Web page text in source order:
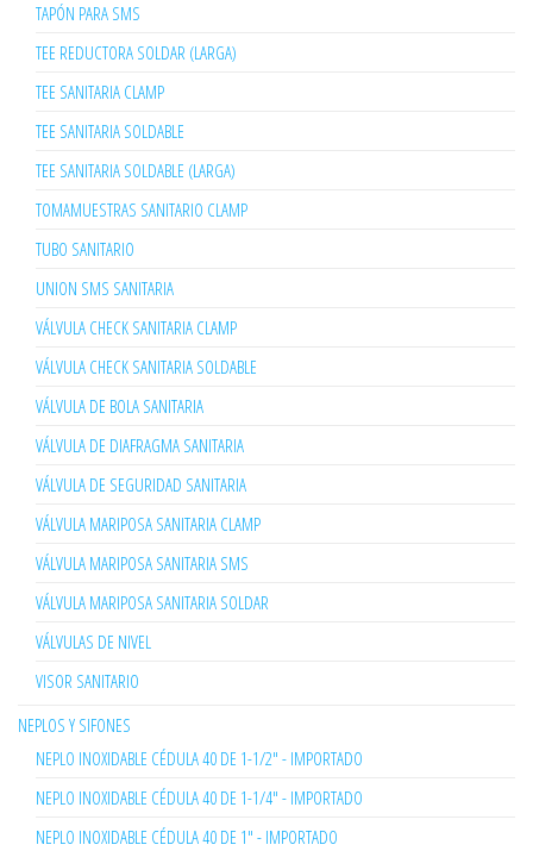
TAPÓN PARA SMS
TEE REDUCTORA SOLDAR (LARGA)
TEE SANITARIA CLAMP
TEE SANITARIA SOLDABLE
TEE SANITARIA SOLDABLE (LARGA)
TOMAMUESTRAS SANITARIO CLAMP
TUBO SANITARIO
UNION SMS SANITARIA
VÁLVULA CHECK SANITARIA CLAMP
VÁLVULA CHECK SANITARIA SOLDABLE
VÁLVULA DE BOLA SANITARIA
VÁLVULA DE DIAFRAGMA SANITARIA
VÁLVULA DE SEGURIDAD SANITARIA
VÁLVULA MARIPOSA SANITARIA CLAMP
VÁLVULA MARIPOSA SANITARIA SMS
VÁLVULA MARIPOSA SANITARIA SOLDAR
VÁLVULAS DE NIVEL
VISOR SANITARIO
NEPLOS Y SIFONES
NEPLO INOXIDABLE CÉDULA 40 DE 1-1/2" - IMPORTADO
NEPLO INOXIDABLE CÉDULA 40 DE 1-1/4" - IMPORTADO
NEPLO INOXIDABLE CÉDULA 40 DE 1" - IMPORTADO